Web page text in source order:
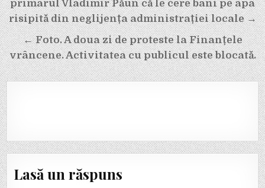
în
articole
primarul Vladimir Păun că le cere bani pe apa
risipită din neglijența administrației locale →
← Foto. A doua zi de proteste la Finanțele
vrâncene. Activitatea cu publicul este blocată.
Lasă un răspuns